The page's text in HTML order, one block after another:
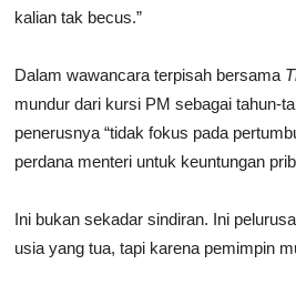
kalian tak becus.”
Dalam wawancara terpisah bersama
mundur dari kursi PM sebagai tahun-
penerusnya “tidak fokus pada
perdana menteri untuk keuntungan
Ini bukan sekadar sindiran. Ini
usia yang tua, tapi karena pemimpin